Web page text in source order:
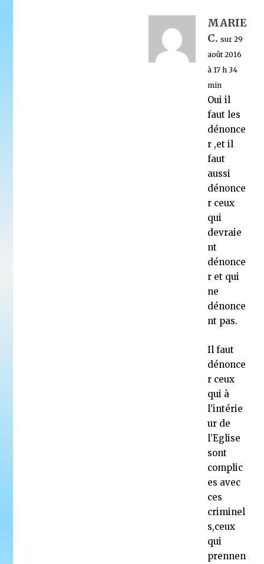
MARIE
C. sur 29
août 2016
à 17 h 34
min
Oui il
faut les
dénonce
r ,et il
faut
aussi
dénonce
r ceux
qui
devraie
nt
dénonce
r et qui
ne
dénonce
nt pas.
Il faut
dénonce
r ceux
qui à
l’intérie
ur de
l’Eglise
sont
complic
es avec
ces
criminel
s,ceux
qui
prennen